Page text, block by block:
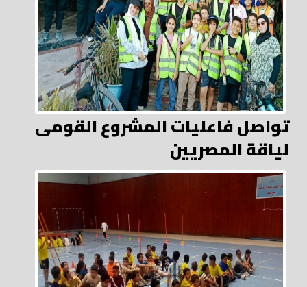
تواصل فاعليات المشروع القومى
لياقة المصريين